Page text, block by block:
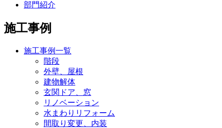
部門紹介
施工事例
施工事例一覧
階段
外壁、屋根
建物解体
玄関ドア、窓
リノベーション
水まわりリフォーム
間取り変更、内装